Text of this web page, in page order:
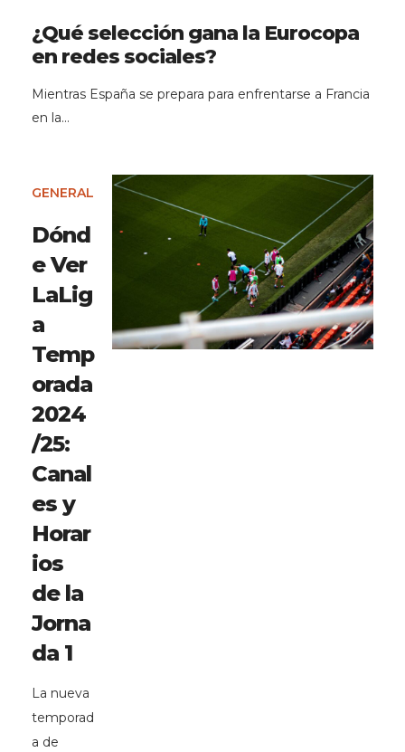
¿Qué selección gana la Eurocopa
en redes sociales?
Mientras España se prepara para enfrentarse a Francia
en la…
GENERAL
Dónd
e Ver
LaLig
a
Temp
orada
2024
/25:
Canal
es y
Horar
ios
de la
Jorna
da 1
La nueva
temporad
a de